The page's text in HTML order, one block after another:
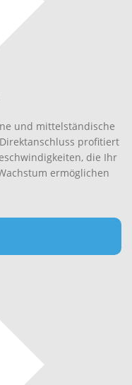
und mittelständische
profitiert
die Ihr
ermöglichen